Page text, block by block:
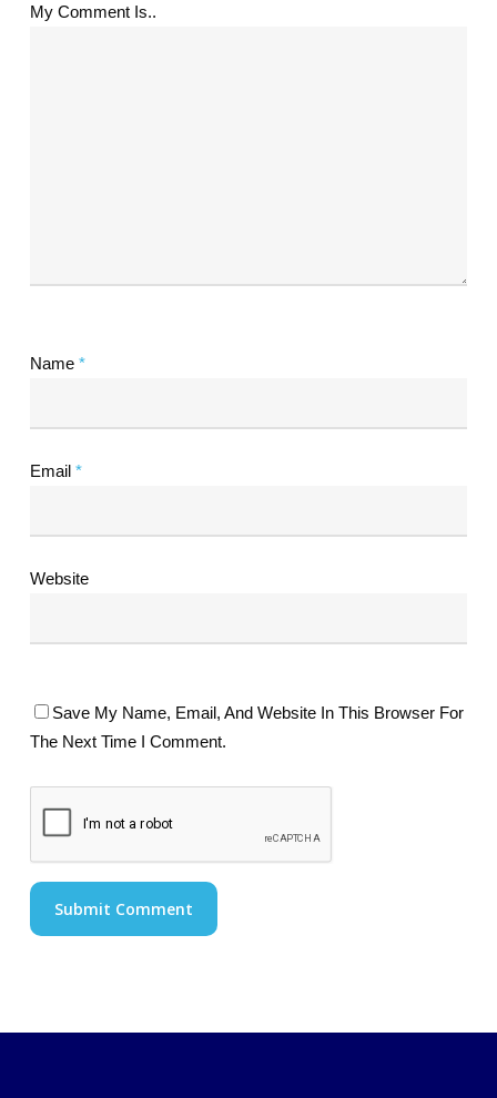
My Comment Is..
Name *
Email *
Website
Save My Name, Email, And Website In This Browser For
The Next Time I Comment.